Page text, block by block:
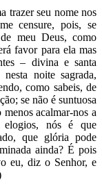
trazer seu nome nos
censure, pois, se
meu Deus, como
favor para ela mas
– divina e santa
noite sagrada,
como sabeis, de
se não é suntuosa
acalmar-nos a
nós é que
que glória pode
ainda? É pois
eu, diz o Senhor, e